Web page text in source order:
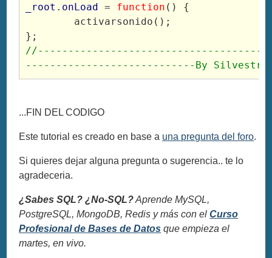
_root . onLoad = function () {
	activarsonido();
};
----------------------------By Silvestre
...FIN DEL CODIGO
Este tutorial es creado en base a una pregunta del foro.
Si quieres dejar alguna pregunta o sugerencia.. te lo
agradeceria.
¿Sabes SQL? ¿No-SQL?Aprende MySQL,
PostgreSQL, MongoDB, Redis y más con elCurso
Profesional de Bases de Datos que empieza el
martes, en vivo.